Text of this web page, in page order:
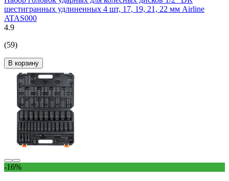
шестигранных удлиненных 4 шт, 17, 19, 21, 22 мм Airline
ATAS000
4.9
(59)
В корзину
-16%